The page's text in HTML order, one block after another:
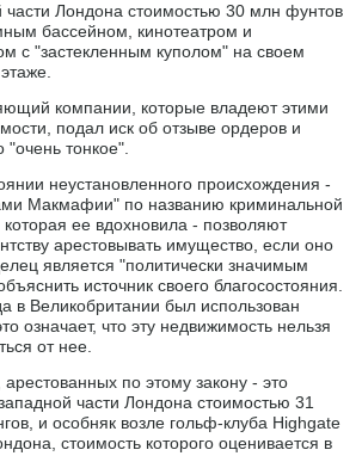
части Лондона стоимостью 30 млн фунтов
бассейном, кинотеатром и
с "застекленным куполом" на своем
компании, которые владеют этими
подал иск об отзыве ордеров и
"очень тонкое".
неустановленного происхождения -
Макмафии" по названию криминальной
ее вдохновила - позволяют
арестовывать имущество, если оно
является "политически значимым
источник своего благосостояния.
в Великобритании был использован
означает, что эту недвижимость нельзя
от нее.
арестованных по этому закону - это
части Лондона стоимостью 31
и особняк возле гольф-клуба Highgate
стоимость которого оценивается в